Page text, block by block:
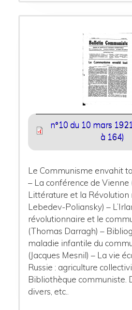
n°10 du 10 mars
à 164)
Le Communisme envahit
– La conférence de Vienne
Littérature et la Révolution
Lebedev-Poliansky) –
révolutionnaire et le
(Thomas Darragh) –
maladie infantile du
(Jacques Mesnil) – La vie
Russie : agriculture
Bibliothèque communiste.
divers, etc..